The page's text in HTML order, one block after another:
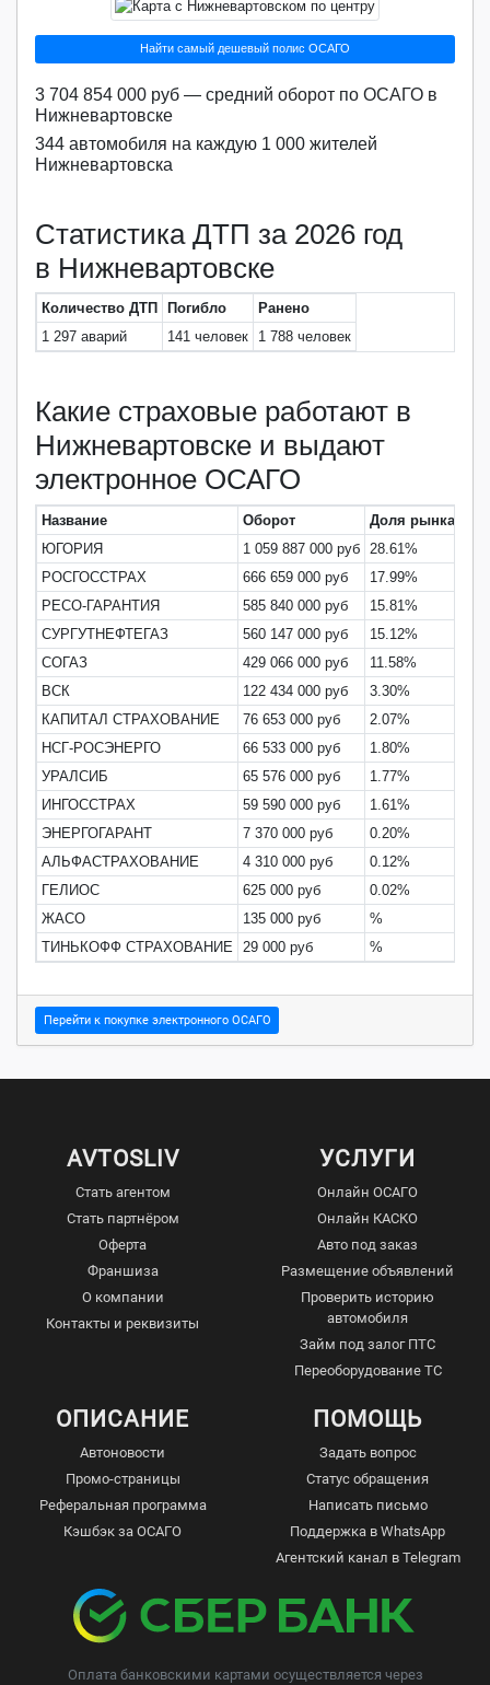
Найти самый дешевый полис ОСАГО
3 704 854 000 руб — средний оборот по ОСАГО в
Нижневартовске
344 автомобиля на каждую 1 000 жителей
Нижневартовска
Статистика ДТП за 2026 год
в Нижневартовске
Количество ДТП Погибло
Ранено
1 297 аварий
141 человек 1 788 человек
Какие страховые работают в
Нижневартовске и выдают
электронное ОСАГО
Название Оборот Доля рынка
ЮГОРИЯ
1 059 887 000 руб 28.61%
РОСГОССТРАХ
666 659 000 руб 17.99%
РЕСО-ГАРАНТИЯ
585 840 000 руб 15.81%
СУРГУТНЕФТЕГАЗ
560 147 000 руб 15.12%
СОГАЗ
429 066 000 руб 11.58%
ВСК
122 434 000 руб 3.30%
КАПИТАЛ СТРАХОВАНИЕ
76 653 000 руб 2.07%
НСГ-РОСЭНЕРГО
66 533 000 руб 1.80%
УРАЛСИБ
65 576 000 руб 1.77%
ИНГОССТРАХ
59 590 000 руб 1.61%
ЭНЕРГОГАРАНТ
7 370 000 руб 0.20%
АЛЬФАСТРАХОВАНИЕ
4 310 000 руб 0.12%
ГЕЛИОС
625 000 руб 0.02%
ЖАСО
135 000 руб %
ТИНЬКОФФ СТРАХОВАНИЕ
29 000 руб %
Перейти к покупке электронного ОСАГО
AVTOSLIV
Стать агентом
Стать партнёром
Оферта
Франшиза
О компании
Контакты и реквизиты
УСЛУГИ
Онлайн ОСАГО
Онлайн КАСКО
Авто под заказ
Размещение объявлений
Проверить историю
автомобиля
Займ под залог ПТС
Переоборудование ТС
ОПИСАНИЕ
Автоновости
Промо-страницы
Реферальная программа
Кэшбэк за ОСАГО
ПОМОЩЬ
Задать вопрос
Статус обращения
Написать письмо
Поддержка в WhatsApp
Агентский канал в Telegram
Оплата банковскими картами осуществляется через